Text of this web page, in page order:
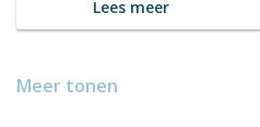
Lees meer
Meer tonen